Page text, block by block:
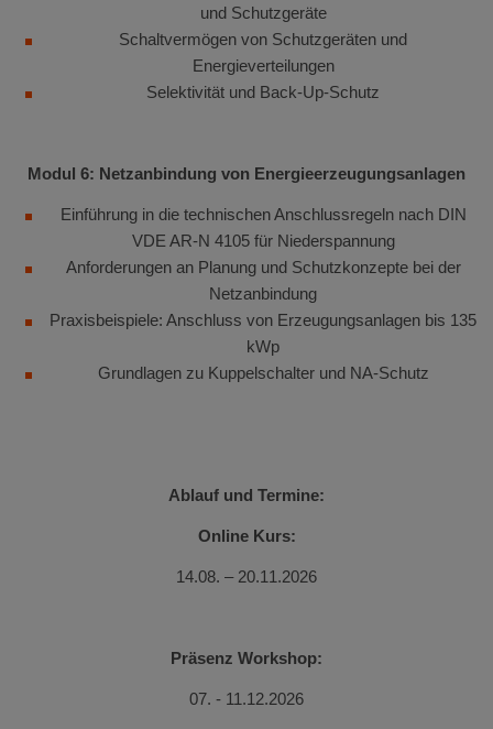
und Schutzgeräte
Schaltvermögen von Schutzgeräten und
Energieverteilungen
Selektivität und Back-Up-Schutz
Modul 6: Netzanbindung von Energieerzeugungsanlagen
Einführung in die technischen Anschlussregeln nach DIN
VDE AR-N 4105 für Niederspannung
Anforderungen an Planung und Schutzkonzepte bei der
Netzanbindung
Praxisbeispiele: Anschluss von Erzeugungsanlagen bis 135
kWp
Grundlagen zu Kuppelschalter und NA-Schutz
Ablauf und Termine:
Online Kurs:
14.08. – 20.11.2026
Präsenz Workshop:
07. - 11.12.2026